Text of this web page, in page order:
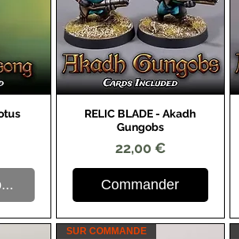
Aperçu rapide
RELIC BLADE - Akadh
Gungobs
Prix
22,00 €
Commander
SUR COMMANDE